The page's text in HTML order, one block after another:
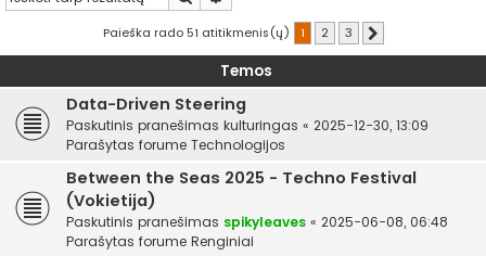
Paieška rado 51 atitikmenis(ų) 1 2 3
Temos
Data-Driven Steering
Paskutinis pranešimas kulturingas « 2025-12-30, 13:09
Parašytas forume Technologijos
Between the Seas 2025 - Techno Festival
(Vokietija)
Paskutinis pranešimas spikyleaves « 2025-06-08, 06:48
Parašytas forume Renginiai